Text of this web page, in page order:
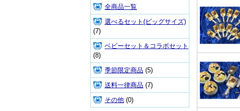
商品カテゴリ
全商品一覧
選べるセット(ビッグサイズ)
(7)
ベビーセット＆コラボセット
(8)
季節限定商品 (5)
送料一律商品 (7)
その他 (0)